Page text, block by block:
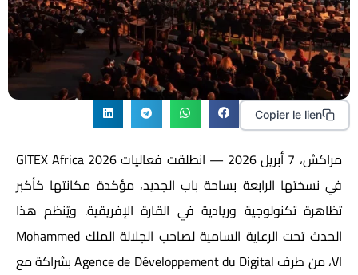
Copier le lien
مراكش، 7 أبريل 2026 — انطلقت فعاليات
GITEX Africa 2026
في نسختها الرابعة بساحة باب الجديد، مؤكدة مكانتها كأكبر
تظاهرة تكنولوجية وريادية في القارة الإفريقية. ويُنظم هذا
الحدث تحت الرعاية السامية لصاحب الجلالة الملك Mohammed
VI، من طرفAgence de Développement du Digitalبشراكة مع